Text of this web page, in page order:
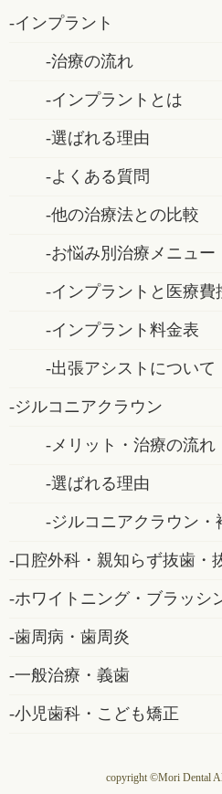
インプラント
治療の流れ
インプラントとは
選ばれる理由
よくある質問
他の治療法との比較
お悩み別治療メニュー
インプラントと医療費
インプラント料金表
出張アシストについて
ジルコニアクラウン
メリット・治療の流れ
選ばれる理由
ジルコニアクラウン・
口腔外科・親知らず抜歯・
ホワイトニング・ブラッシ
歯周病・歯周炎
一般治療・義歯
小児歯科・こども矯正
copyright ©Mori Dental